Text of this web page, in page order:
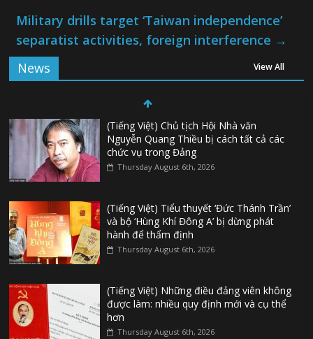
Military drills target ‘Taiwan independence’
separatist activities, foreign interference →
News
View All
(Tiếng Việt) Chủ tịch Hội Nhà văn
Nguyễn Quang Thiều bị cách tất cả các
chức vụ trong Đảng
Thursday August 6th, 2026
(Tiếng Việt) Tiểu thuyết ‘Đức Thánh Trần’
và bộ ‘Hùng Khí Đông A’ bị dừng phát
hành để thẩm định
Thursday August 6th, 2026
(Tiếng Việt) Những điều đảng viên không
được làm: nhiều quy định mới và cụ thể
hơn
Thursday August 6th, 2026